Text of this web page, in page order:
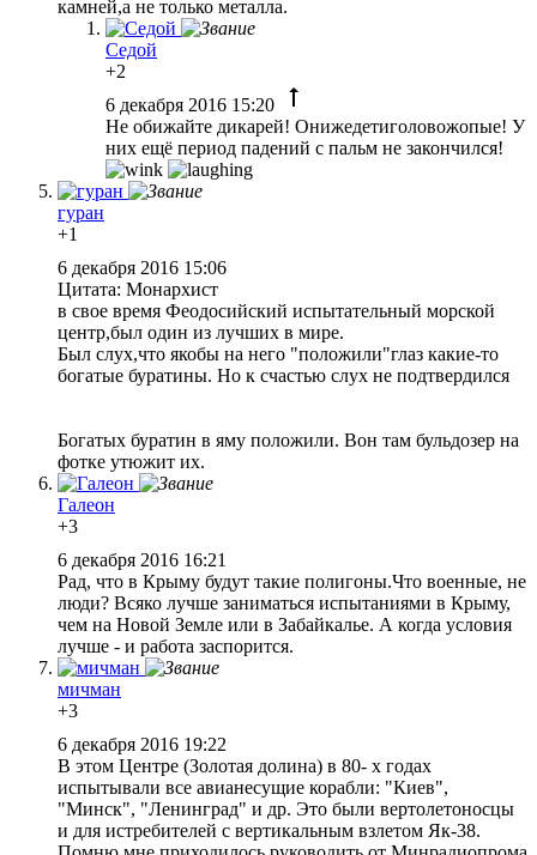
камней,а не только металла.
Седой
+2
6 декабря 2016 15:20
Не обижайте дикарей! Онижедетиголовожопые! У
них ещё период падений с пальм не закончился!
гуран
+1
6 декабря 2016 15:06
Цитата: Монархист
в свое время Феодосийский испытательный морской
центр,был один из лучших в мире.
Был слух,что якобы на него "положили"глаз какие-то
богатые буратины. Но к счастью слух не подтвердился
Богатых буратин в яму положили. Вон там бульдозер на
фотке утюжит их.
Галеон
+3
6 декабря 2016 16:21
Рад, что в Крыму будут такие полигоны.Что военные, не
люди? Всяко лучше заниматься испытаниями в Крыму,
чем на Новой Земле или в Забайкалье. А когда условия
лучше - и работа заспорится.
мичман
+3
6 декабря 2016 19:22
В этом Центре (Золотая долина) в 80- х годах
испытывали все авианесущие корабли: "Киев",
"Минск", "Ленинград" и др. Это были вертолетоносцы
и для истребителей с вертикальным взлетом Як-38.